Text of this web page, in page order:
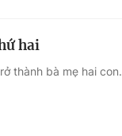
hai
thành bà mẹ hai con.